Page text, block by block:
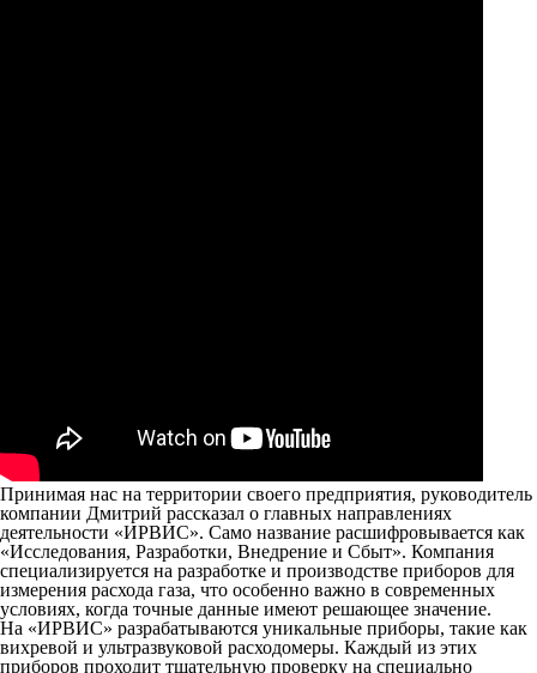
Принимая нас на территории своего предприятия, руководитель
компании Дмитрий рассказал о главных направлениях
деятельности «ИРВИС». Само название расшифровывается как
«Исследования, Разработки, Внедрение и Сбыт». Компания
специализируется на разработке и производстве приборов для
измерения расхода газа, что особенно важно в современных
условиях, когда точные данные имеют решающее значение.
На «ИРВИС» разрабатываются уникальные приборы, такие как
вихревой и ультразвуковой расходомеры. Каждый из этих
приборов проходит тщательную проверку на специально